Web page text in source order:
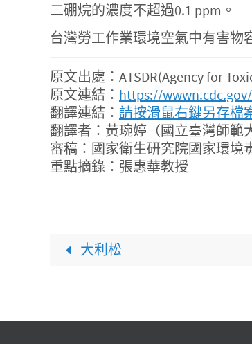
二硼烷的濃度不超過0.1 ppm。
台灣勞工作業環境空氣中有害物
原文出處：ATSDR(Agency for
原文連結： https://wwwn.cdc.gov/
翻譯連結： 請按滑鼠右鍵另存檔
翻譯者：黃琬婷（國立臺灣師範
審稿：國家衛生研究院國家環境
重點摘錄：張惠華教授
大利松